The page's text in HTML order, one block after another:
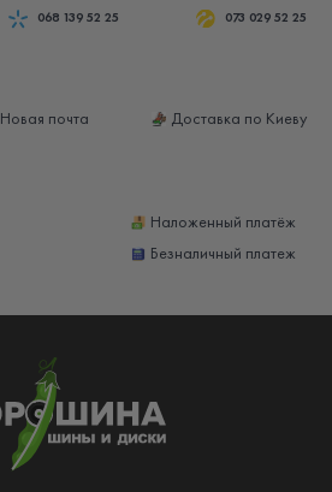
068 139 52 25 073 029 52 25
Новая почта Доставка по Киеву
Наложенный платёж
Безналичный платеж